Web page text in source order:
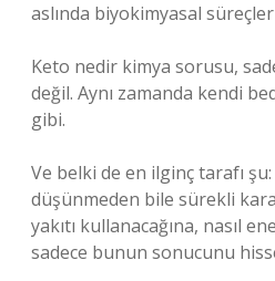
aslında biyokimyasal
Keto nedir kimya sorusu,
değil. Aynı zamanda kendi
gibi.
Ve belki de en ilginç tarafı
düşünmeden bile sürekli
yakıtı kullanacağına, nasıl
sadece bunun sonucunu